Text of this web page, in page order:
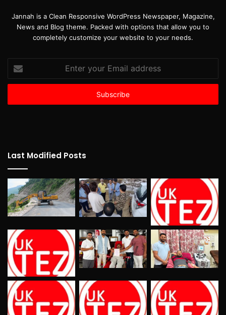
Jannah is a Clean Responsive WordPress Newspaper, Magazine,
News and Blog theme. Packed with options that allow you to
completely customize your website to your needs.
Enter
your
Email
Last Modified Posts